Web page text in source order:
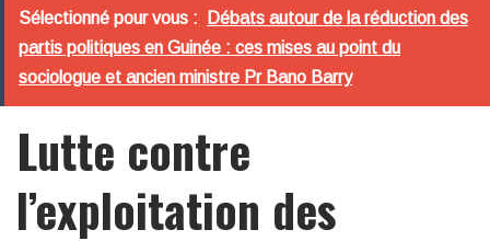
Sélectionné pour vous :
Débats autour de la réduction des
partis politiques en Guinée : ces mises au point du
sociologue et ancien ministre Pr Bano Barry
Lutte contre
l’exploitation des